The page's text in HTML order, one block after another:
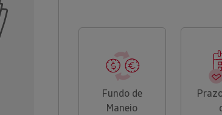
Fundo de
Maneio